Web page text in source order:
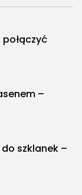
–
szklanek –